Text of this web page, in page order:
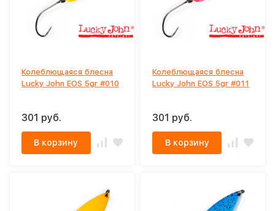
Колеблющаяся блесна
Lucky John EOS 5gr #010
301 руб.
В корзину
Колеблющаяся блесна
Lucky John EOS 5gr #011
301 руб.
В корзину